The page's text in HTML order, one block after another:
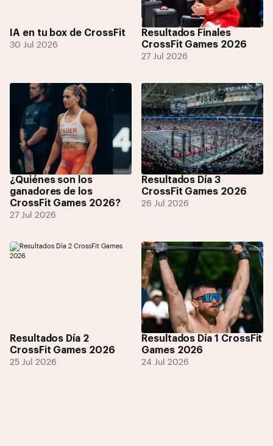
IA en tu box de CrossFit
30 Jul 2026
Resultados Finales
CrossFit Games 2026
27 Jul 2026
¿Quiénes son los
ganadores de los
CrossFit Games 2026?
27 Jul 2026
Resultados Día 3
CrossFit Games 2026
26 Jul 2026
Resultados Día 2
CrossFit Games 2026
25 Jul 2026
Resultados Día 1 CrossFit
Games 2026
24 Jul 2026